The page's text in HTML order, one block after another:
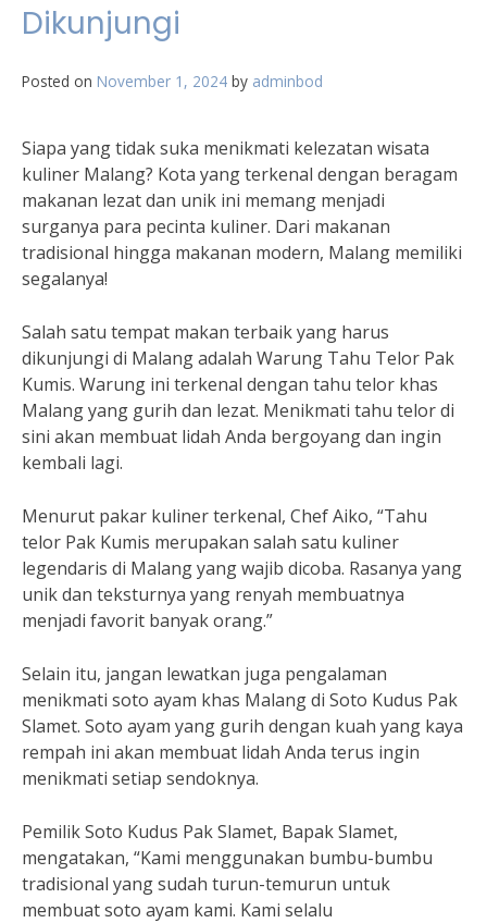
Dikunjungi
Posted on November 1, 2024 by adminbod
Siapa yang tidak suka menikmati kelezatan wisata
kuliner Malang? Kota yang terkenal dengan beragam
makanan lezat dan unik ini memang menjadi
surganya para pecinta kuliner. Dari makanan
tradisional hingga makanan modern, Malang memiliki
segalanya!
Salah satu tempat makan terbaik yang harus
dikunjungi di Malang adalah Warung Tahu Telor Pak
Kumis. Warung ini terkenal dengan tahu telor khas
Malang yang gurih dan lezat. Menikmati tahu telor di
sini akan membuat lidah Anda bergoyang dan ingin
kembali lagi.
Menurut pakar kuliner terkenal, Chef Aiko, “Tahu
telor Pak Kumis merupakan salah satu kuliner
legendaris di Malang yang wajib dicoba. Rasanya yang
unik dan teksturnya yang renyah membuatnya
menjadi favorit banyak orang.”
Selain itu, jangan lewatkan juga pengalaman
menikmati soto ayam khas Malang di Soto Kudus Pak
Slamet. Soto ayam yang gurih dengan kuah yang kaya
rempah ini akan membuat lidah Anda terus ingin
menikmati setiap sendoknya.
Pemilik Soto Kudus Pak Slamet, Bapak Slamet,
mengatakan, “Kami menggunakan bumbu-bumbu
tradisional yang sudah turun-temurun untuk
membuat soto ayam kami. Kami selalu